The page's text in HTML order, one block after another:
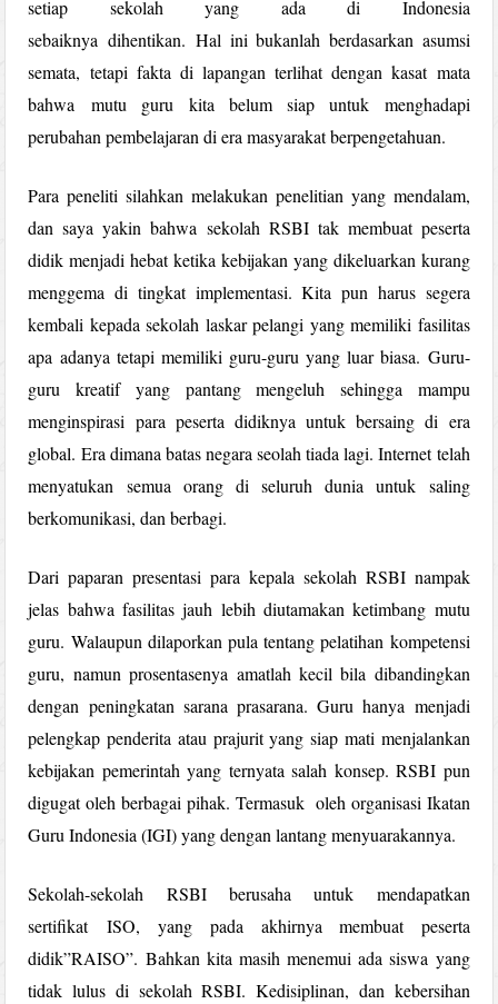
setiap sekolah yang ada di Indonesia
sebaiknya dihentikan. Hal ini bukanlah berdasarkan asumsi
semata, tetapi fakta di lapangan terlihat dengan kasat mata
bahwa mutu guru kita belum siap untuk menghadapi
perubahan pembelajaran di era masyarakat berpengetahuan.
Para peneliti silahkan melakukan penelitian yang mendalam,
dan saya yakin bahwa sekolah RSBI tak membuat peserta
didik menjadi hebat ketika kebijakan yang dikeluarkan kurang
menggema di tingkat implementasi. Kita pun harus segera
kembali kepada sekolah laskar pelangi yang memiliki fasilitas
apa adanya tetapi memiliki guru-guru yang luar biasa. Guru-
guru kreatif yang pantang mengeluh sehingga mampu
menginspirasi para peserta didiknya untuk bersaing di era
global. Era dimana batas negara seolah tiada lagi. Internet telah
menyatukan semua orang di seluruh dunia untuk saling
berkomunikasi, dan berbagi.
Dari paparan presentasi para kepala sekolah RSBI nampak
jelas bahwa fasilitas jauh lebih diutamakan ketimbang mutu
guru. Walaupun dilaporkan pula tentang pelatihan kompetensi
guru, namun prosentasenya amatlah kecil bila dibandingkan
dengan peningkatan sarana prasarana. Guru hanya menjadi
pelengkap penderita atau prajurit yang siap mati menjalankan
kebijakan pemerintah yang ternyata salah konsep. RSBI pun
digugat oleh berbagai pihak. Termasuk oleh organisasi Ikatan
Guru Indonesia (IGI) yang dengan lantang menyuarakannya.
Sekolah-sekolah RSBI berusaha untuk mendapatkan
sertifikat ISO, yang pada akhirnya membuat peserta
didik”RAISO”. Bahkan kita masih menemui ada siswa yang
tidak lulus di sekolah RSBI. Kedisiplinan, dan kebersihan